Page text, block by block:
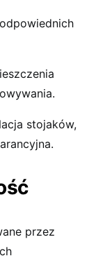
stojaków,
przez